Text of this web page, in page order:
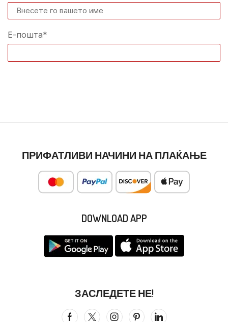
Е-пошта*
ПРИФАТЛИВИ НАЧИНИ НА ПЛАЌАЊЕ
DOWNLOAD APP
ЗАСЛЕДЕТЕ НЕ!